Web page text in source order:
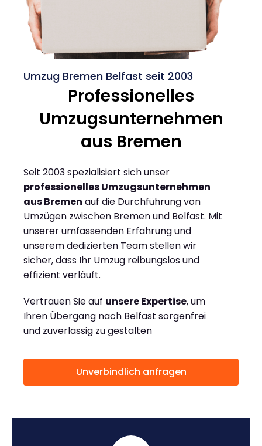
Umzug Bremen Belfast seit 2003
Professionelles
Umzugsunternehmen
aus Bremen
Seit 2003 spezialisiert sich unser
professionelles Umzugsunternehmen
aus Bremen auf die Durchführung von
Umzügen zwischen Bremen und Belfast. Mit
unserer umfassenden Erfahrung und
unserem dedizierten Team stellen wir
sicher, dass Ihr Umzug reibungslos und
effizient verläuft.
Vertrauen Sie auf unsere Expertise, um
Ihren Übergang nach Belfast sorgenfrei
und zuverlässig zu gestalten
Unverbindlich anfragen